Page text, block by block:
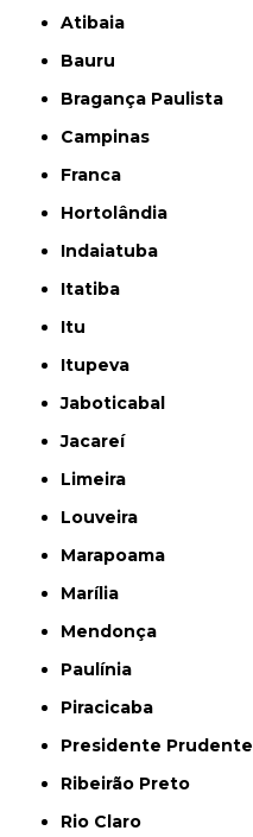
Atibaia
Bauru
Bragança Paulista
Campinas
Franca
Hortolândia
Indaiatuba
Itatiba
Itu
Itupeva
Jaboticabal
Jacareí
Limeira
Louveira
Marapoama
Marília
Mendonça
Paulínia
Piracicaba
Presidente Prudente
Ribeirão Preto
Rio Claro